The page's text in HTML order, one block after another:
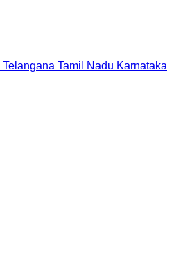
Telangana Tamil Nadu Karnataka